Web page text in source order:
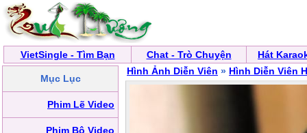
VietSingle - Tìm Bạn Chat - Trò Chuyện Hát
Mục Lục
Phim Lẽ Video
Phim Bộ Video
Hình Ảnh Diễn Viên » Hình Diễn Viên